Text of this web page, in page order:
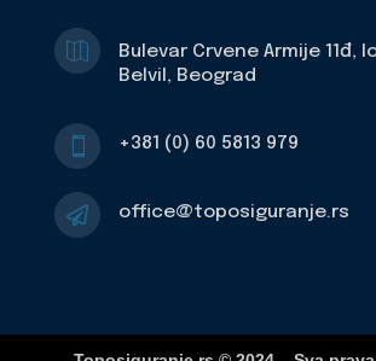
Bulevar Crvene Armije 11đ,
Belvil, Beograd
+381 (0) 60 5813 979
 office@toposiguranje.rs